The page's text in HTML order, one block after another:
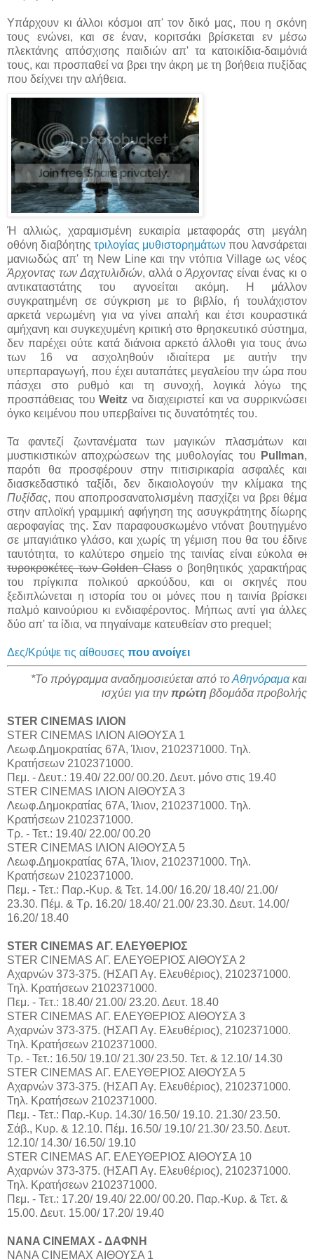
Υπάρχουν κι άλλοι κόσμοι απ' τον δικό μας, που η σκόνη
τους ενώνει, και σε έναν, κοριτσάκι βρίσκεται εν μέσω
πλεκτάνης απόσχισης παιδιών απ' τα κατοικίδια-δαιμόνιά
τους, και προσπαθεί να βρει την άκρη με τη βοήθεια πυξίδας
που δείχνει την αλήθεια.
Ή αλλιώς, χαραμισμένη ευκαιρία μεταφοράς στη μεγάλη
οθόνη διαβόητης τριλογίας μυθιστορημάτων που λανσάρεται
μανιωδώς απ' τη New Line και την ντόπια Village ως νέος
Άρχοντας των Δαχτυλιδιών, αλλά οΆρχοντας είναι ένας κι ο
αντικαταστάτης του αγνοείται ακόμη. Η μάλλον
συγκρατημένη σε σύγκριση με το βιβλίο, ή τουλάχιστον
αρκετά νερωμένη για να γίνει απαλή και έτσι κουραστικά
αμήχανη και συγκεχυμένη κριτική στο θρησκευτικό σύστημα,
δεν παρέχει ούτε κατά διάνοια αρκετό άλλοθι για τους άνω
των 16 να ασχοληθούν ιδιαίτερα με αυτήν την
υπερπαραγωγή, που έχει αυταπάτες μεγαλείου την ώρα που
πάσχει στο ρυθμό και τη συνοχή, λογικά λόγω της
προσπάθειας τουWeitz να διαχειριστεί και να συρρικνώσει
όγκο κειμένου που υπερβαίνει τις δυνατότητές του.
Τα φαντεζί ζωντανέματα των μαγικών πλασμάτων και
μυστικιστικών αποχρώσεων της μυθολογίας του
Pullman,
παρότι θα προσφέρουν στην πιτισιρικαρία ασφαλές και
διασκεδαστικό ταξίδι, δεν δικαιολογούν την κλίμακα της
Πυξίδας, που αποπροσανατολισμένη πασχίζει να βρει θέμα
στην απλοϊκή γραμμική αφήγηση της ασυγκράτητης δίωρης
αεροφαγίας της. Σαν παραφουσκωμένο ντόνατ βουτηγμένο
σε μπαγιάτικο γλάσο, και χωρίς τη γέμιση που θα του έδινε
ταυτότητα, το καλύτερο σημείο της ταινίας είναι εύκολα οι
τυροκροκέτες των Golden Class ο βοηθητικός χαρακτήρας
του πρίγκιπα πολικού αρκούδου, και οι σκηνές που
ξεδιπλώνεται η ιστορία του οι μόνες που η ταινία βρίσκει
παλμό καινούριου κι ενδιαφέροντος. Μήπως αντί για άλλες
δύο απ' τα ίδια, να πηγαίναμε κατευθείαν στο prequel;
Δες/Κρύψε τις αίθουσες που ανοίγει
*Το πρόγραμμα αναδημοσιεύεται από τοΑθηνόραμακαι
ισχύει για την πρώτη βδομάδα προβολής
STER CINEMAS ΙΛΙΟΝ
STER CINEMAS ΙΛΙΟΝ ΑΙΘΟΥΣΑ 1
Λεωφ.Δημοκρατίας 67Α, Ίλιον, 2102371000. Τηλ.
Κρατήσεων 2102371000.
Πεμ. - Δευτ.: 19.40/ 22.00/ 00.20. Δευτ. μόνο στις 19.40
STER CINEMAS ΙΛΙΟΝ ΑΙΘΟΥΣΑ 3
Λεωφ.Δημοκρατίας 67Α, Ίλιον, 2102371000. Τηλ.
Κρατήσεων 2102371000.
Τρ. - Τετ.: 19.40/ 22.00/ 00.20
STER CINEMAS ΙΛΙΟΝ ΑΙΘΟΥΣΑ 5
Λεωφ.Δημοκρατίας 67Α, Ίλιον, 2102371000. Τηλ.
Κρατήσεων 2102371000.
Πεμ. - Τετ.: Παρ.-Κυρ. & Τετ. 14.00/ 16.20/ 18.40/ 21.00/
23.30. Πέμ. & Τρ. 16.20/ 18.40/ 21.00/ 23.30. Δευτ. 14.00/
16.20/ 18.40
STER CINEMAS ΑΓ. ΕΛΕΥΘΕΡΙΟΣ
STER CINEMAS ΑΓ. ΕΛΕΥΘΕΡΙΟΣ ΑΙΘΟΥΣΑ 2
Αχαρνών 373-375. (ΗΣΑΠ Αγ. Ελευθέριος), 2102371000.
Τηλ. Κρατήσεων 2102371000.
Πεμ. - Τετ.: 18.40/ 21.00/ 23.20. Δευτ. 18.40
STER CINEMAS ΑΓ. ΕΛΕΥΘΕΡΙΟΣ ΑΙΘΟΥΣΑ 3
Αχαρνών 373-375. (ΗΣΑΠ Αγ. Ελευθέριος), 2102371000.
Τηλ. Κρατήσεων 2102371000.
Τρ. - Τετ.: 16.50/ 19.10/ 21.30/ 23.50. Τετ. & 12.10/ 14.30
STER CINEMAS ΑΓ. ΕΛΕΥΘΕΡΙΟΣ ΑΙΘΟΥΣΑ 5
Αχαρνών 373-375. (ΗΣΑΠ Αγ. Ελευθέριος), 2102371000.
Τηλ. Κρατήσεων 2102371000.
Πεμ. - Τετ.: Παρ.-Κυρ. 14.30/ 16.50/ 19.10. 21.30/ 23.50.
Σάβ., Κυρ. & 12.10. Πέμ. 16.50/ 19.10/ 21.30/ 23.50. Δευτ.
12.10/ 14.30/ 16.50/ 19.10
STER CINEMAS ΑΓ. ΕΛΕΥΘΕΡΙΟΣ ΑΙΘΟΥΣΑ 10
Αχαρνών 373-375. (ΗΣΑΠ Αγ. Ελευθέριος), 2102371000.
Τηλ. Κρατήσεων 2102371000.
Πεμ. - Τετ.: 17.20/ 19.40/ 22.00/ 00.20. Παρ.-Κυρ. & Τετ. &
15.00. Δευτ. 15.00/ 17.20/ 19.40
NANA CINEMAX - ΔΑΦΝΗ
ΝΑΝΑ CINEMAX ΑΙΘΟΥΣΑ 1